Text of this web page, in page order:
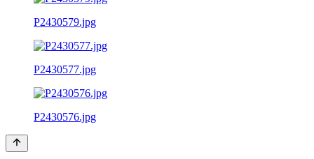
P2430579.jpg
P2430577.jpg
P2430576.jpg